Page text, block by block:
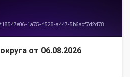
от 06.08.2026